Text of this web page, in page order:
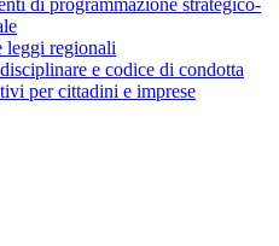
di programmazione strategico-
leggi regionali
e codice di condotta
per cittadini e imprese